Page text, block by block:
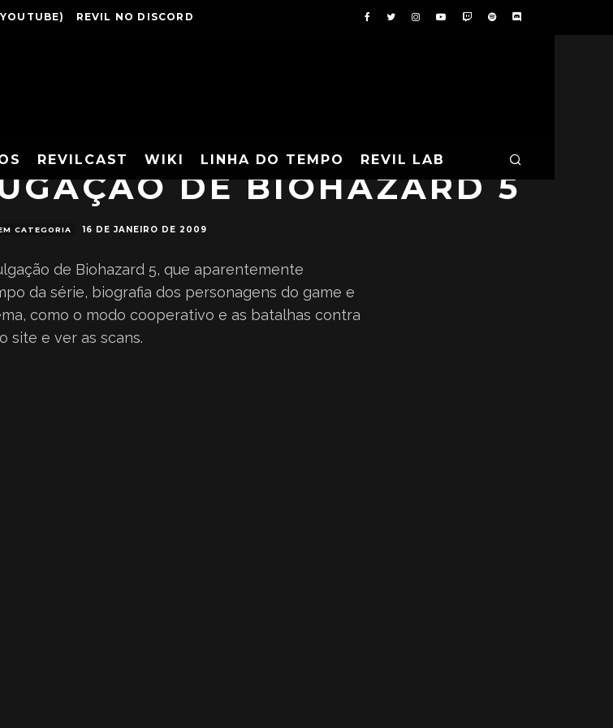
REVIL NO DISCORD
REVILCAST WIKI LINHA DO TEMPO REVIL LAB
DE BIOHAZARD 5
CATEGORIA 16 DE JANEIRO DE 2009
de Biohazard 5, que aparentemente
da série, biografia dos personagens do game e
como o modo cooperativo e as batalhas contra
site e ver as scans.